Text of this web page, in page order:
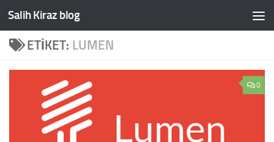
Skip to content
Salih Kiraz blog
ETIKET: LUMEN
0